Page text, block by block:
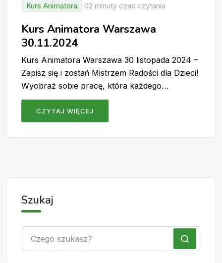
Kurs Animatora
02 minuty czas czytania
Kurs Animatora Warszawa
30.11.2024
Kurs Animatora Warszawa 30 listopada 2024 –
Zapisz się i zostań Mistrzem Radości dla Dzieci!
Wyobraź sobie pracę, która każdego…
CZYTAJ WIĘCEJ
Szukaj